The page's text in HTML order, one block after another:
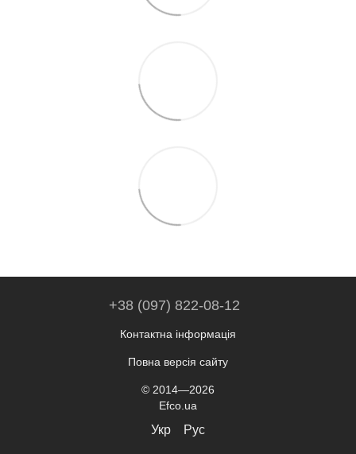
+38 (097) 822-08-12
Контактна інформація
Повна версія сайту
© 2014—2026
Efco.ua
Укр Рус